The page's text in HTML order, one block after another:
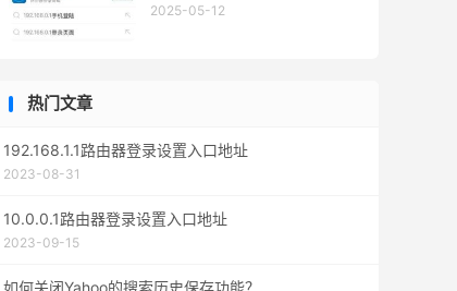
2025-05-12
热门文章
192.168.1.1路由器登录设置入口地址
2023-08-31
10.0.0.1路由器登录设置入口地址
2023-09-15
如何关闭Yahoo的搜索历史保存功能？